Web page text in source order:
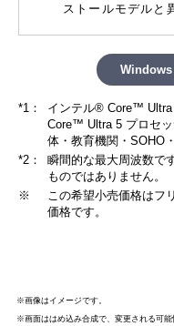
ストールモデルと
Windows
*1：
インテル® Core™
Core™ Ultra 5 プロセ
体・教育機関・SOHO
*2：
瞬間的な最大周波数で
ものではありません。
※
この希望小売価格はフ
価格です。
※画像はイメージです。
※画面ははめ込み合成で、変更される可